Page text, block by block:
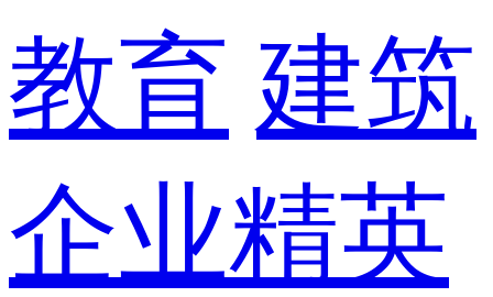
教育 建筑
企业精英